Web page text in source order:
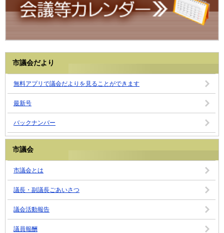
市議会だより
無料アプリで議会だよりを見ることができます
最新号
バックナンバー
市議会
市議会とは
議長・副議長ごあいさつ
議会活動報告
議員報酬